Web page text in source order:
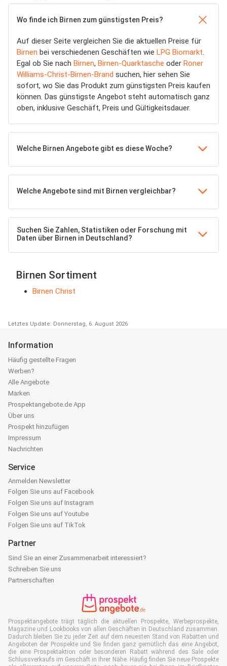
Wo finde ich Birnen zum günstigsten Preis?
Auf dieser Seite vergleichen Sie die aktuellen Preise für
Birnen bei verschiedenen Geschäften wie LPG Biomarkt
Egal ob Sie nach Birnen, Birnen-Quarktasche oder Roner
Williams-Christ-Birnen-Brand suchen, hier sehen Sie
sofort, wo Sie das Produkt zum günstigsten Preis kaufen
können. Das günstigste Angebot steht automatisch ganz
oben, inklusive Geschäft, Preis und Gültigkeitsdauer.
Welche Birnen Angebote gibt es diese Woche?
Welche Angebote sind mit Birnen vergleichbar?
Suchen Sie Zahlen, Statistiken oder Forschung mit
Daten über Birnen in Deutschland?
Birnen Sortiment
Birnen Christ
Letztes Update: Donnerstag, 6. August 2026
Information
Häufig gestellte Fragen
Werben?
Alle Angebote
Marken
Prospektangebote.de App
Über uns
Prospekt hinzufügen
Impressum
Nachrichten
Service
Anmelden Newsletter
Folgen Sie uns auf Facebook
Folgen Sie uns auf Instagram
Folgen Sie uns auf Youtube
Folgen Sie uns auf TikTok
Partner
Sind Sie an einer Zusammenarbeit interessiert?
Schreiben Sie uns
Partnerschaften
Prospektangebote trägt täglich die aktuellen Prospekte, Werbeprospekte,
Magazine und Lookbooks von allen Geschäften in Deutschland zusammen.
Dadurch bleiben Sie zu jeder Zeit auf dem neuesten Stand von Rabatten und
Angeboten der Prospekte und Sie finden ganz gemütlich das eine Angebot,
die eine Prospektaktion oder besonderen Rabatt während des Sale oder
Schlussverkaufs im Geschäft in Ihrer Nähe. Häufig finden Sie neue Prospekte